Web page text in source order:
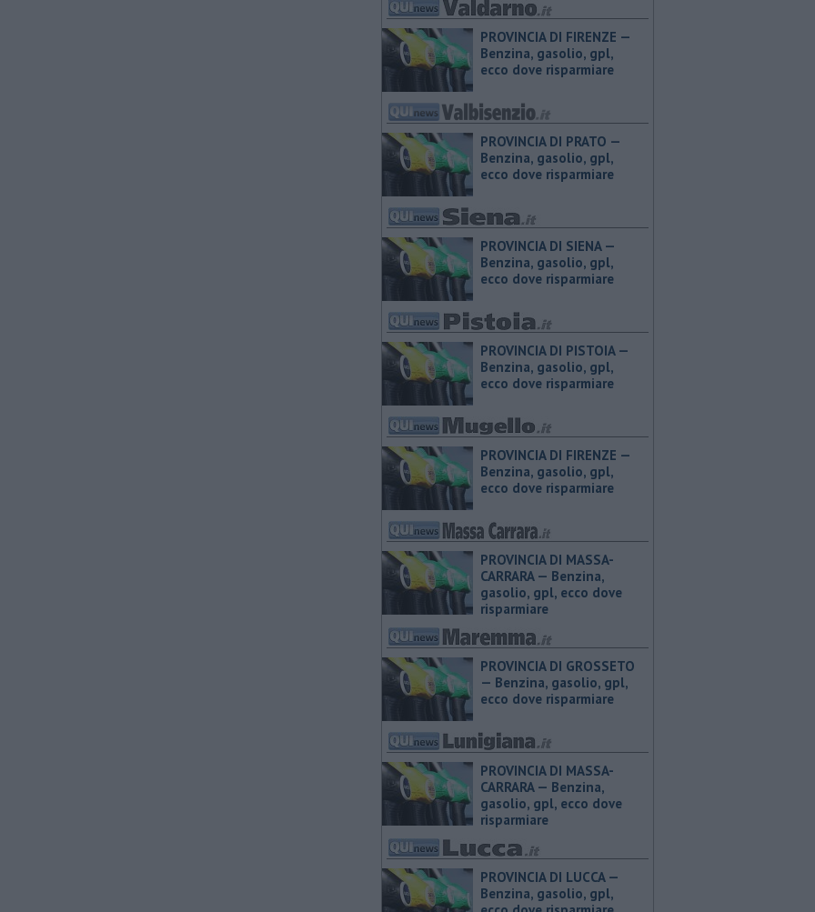
PROVINCIA DI FIRENZE — ​
Benzina, gasolio, gpl,
ecco dove risparmiare
PROVINCIA DI PRATO — ​
Benzina, gasolio, gpl,
ecco dove risparmiare
PROVINCIA DI SIENA — ​
Benzina, gasolio, gpl,
ecco dove risparmiare
PROVINCIA DI PISTOIA — ​
Benzina, gasolio, gpl,
ecco dove risparmiare
PROVINCIA DI FIRENZE — ​
Benzina, gasolio, gpl,
ecco dove risparmiare
PROVINCIA DI MASSA-
CARRARA — ​Benzina,
gasolio, gpl, ecco dove
risparmiare
PROVINCIA DI GROSSETO
— ​Benzina, gasolio, gpl,
ecco dove risparmiare
PROVINCIA DI MASSA-
CARRARA — ​Benzina,
gasolio, gpl, ecco dove
risparmiare
PROVINCIA DI LUCCA — ​
Benzina, gasolio, gpl,